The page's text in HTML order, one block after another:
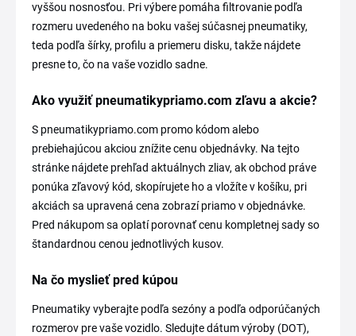
vyššou nosnosťou. Pri výbere pomáha filtrovanie podľa
rozmeru uvedeného na boku vašej súčasnej pneumatiky,
teda podľa šírky, profilu a priemeru disku, takže nájdete
presne to, čo na vaše vozidlo sadne.
Ako využiť pneumatikypriamo.com zľavu a akcie?
S pneumatikypriamo.com promo kódom alebo
prebiehajúcou akciou znížite cenu objednávky. Na tejto
stránke nájdete prehľad aktuálnych zliav, ak obchod práve
ponúka zľavový kód, skopírujete ho a vložíte v košíku, pri
akciách sa upravená cena zobrazí priamo v objednávke.
Pred nákupom sa oplatí porovnať cenu kompletnej sady so
štandardnou cenou jednotlivých kusov.
Na čo myslieť pred kúpou
Pneumatiky vyberajte podľa sezóny a podľa odporúčaných
rozmerov pre vaše vozidlo. Sledujte dátum výroby (DOT),